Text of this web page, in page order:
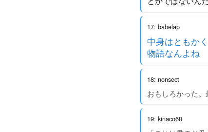
17: babelap
中身はともか
物語なんよね
18: nonsect
おもしろかった。
19: kinaco68